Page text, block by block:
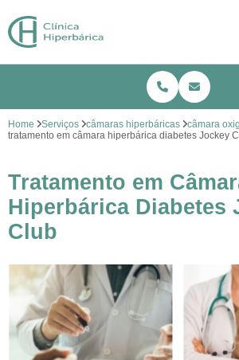
Home Serviços câmaras hiperbáricas
câmara
tratamento em câmara hiperbárica diabetes Jockey
Tratamento em
Hiperbárica Diabetes
Club